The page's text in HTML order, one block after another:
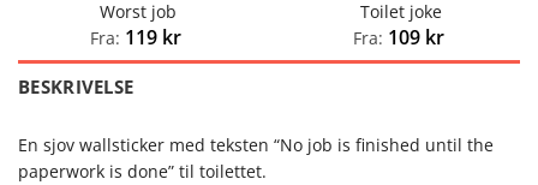
Worst job
Fra: 119 kr
Toilet joke
Fra: 109 kr
BESKRIVELSE
En sjov wallsticker med teksten “No job is finished until the
paperwork is done” til toilettet.